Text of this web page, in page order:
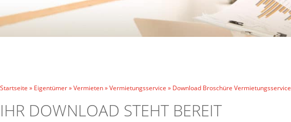
Startseite » Eigentümer»Vermieten»Vermietungsservice » Download Broschüre Vermietungsservice
IHR DOWNLOAD STEHT BEREIT